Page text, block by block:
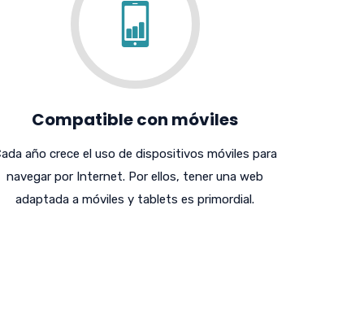
Compatible con móviles
año crece el uso de dispositivos móviles para
navegar por Internet. Por ellos, tener una web
adaptada a móviles y tablets es primordial.